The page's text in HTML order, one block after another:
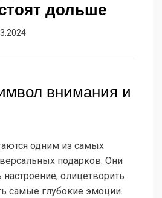
дольше
внимания и
одним из самых
подарков. Они
олицетворить
самые глубокие эмоции.